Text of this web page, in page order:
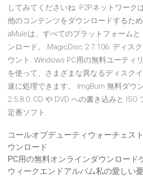
してみてくださいね. P2Pネットワーク
他のコンテンツをダウンロードするため
aMuleは、すべてのプラットフォーム
ンロード。 MagicDisc 2.7.106: ディス
ウント. Windows PC用の無料ユーティ
を使って、さまざまな異なるディスク
速に処理できます。 ImgBurn 無料ダウ
2.5.8.0: CD や DVD への書き込みと ISO
定番ソフト.
コールオブデューティウォーチェス
ウンロード
PC用の無料オンラインダウンロード
ウィークエンドアルバム私の愛しい